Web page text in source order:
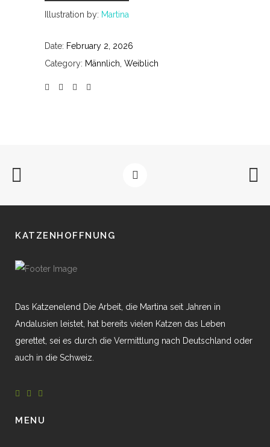
Illustration by: Martina
Date: February 2, 2026
Category: Männlich, Weiblich
KATZENHOFFNUNG
Das Katzenelend Die Arbeit, die Martina seit Jahren in
Andalusien leistet, hat bereits vielen Katzen das Leben
gerettet, sei es durch die Vermittlung nach Deutschland oder
auch in die Schweiz.
MENU